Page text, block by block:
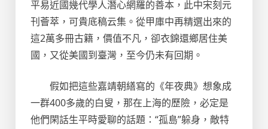
平易近國幾代學人潛心網羅的善本，此中宋刻元
刊薈萃，可貴底稿云集。從甲庫中再精選出來的
這2萬多冊古籍，價值不凡，卻衣錦還鄉居住美
國，又從美國到臺灣，至今仍未有回期。
假如把這些嘉靖朝繕寫的《年夜典》想象成
一群400多歲的白叟，那在上海的歷險，必定是
他們閑話生平時愛聊的話題：“孤島”躲身，敵特